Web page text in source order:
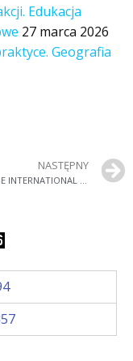
Edukacja
27 marca 2026
Geografia
NASTĘPNY